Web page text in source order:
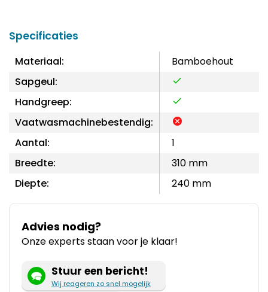
Specificaties
Materiaal:
Bamboehout
Sapgeul:
Handgreep:
Vaatwasmachinebestendig:
Aantal:
1
Breedte:
310 mm
Diepte:
240 mm
Advies nodig?
Onze experts staan voor je klaar!
Stuur een bericht!
Wij reageren zo snel mogelijk